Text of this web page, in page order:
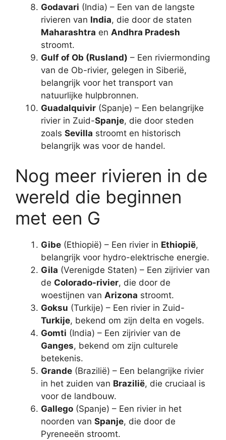
Godavari (India) – Een van de langste
rivieren van India, die door de staten
Maharashtra en Andhra Pradesh
stroomt.
Gulf of Ob (Rusland) – Een riviermonding
van de Ob-rivier, gelegen in Siberië,
belangrijk voor het transport van
natuurlijke hulpbronnen.
Guadalquivir (Spanje) – Een belangrijke
rivier in Zuid-Spanje, die door steden
zoals Sevilla stroomt en historisch
belangrijk was voor de handel.
Nog meer rivieren in de
wereld die beginnen
met een G
Gibe (Ethiopië) – Een rivier in Ethiopië,
belangrijk voor hydro-elektrische energie.
Gila (Verenigde Staten) – Een zijrivier van
de Colorado-rivier, die door de
woestijnen van Arizona stroomt.
Goksu (Turkije) – Een rivier in Zuid-
Turkije, bekend om zijn delta en vogels.
Gomti (India) – Een zijrivier van de
Ganges, bekend om zijn culturele
betekenis.
Grande (Brazilië) – Een belangrijke rivier
in het zuiden van Brazilië, die cruciaal is
voor de landbouw.
Gallego (Spanje) – Een rivier in het
noorden van Spanje, die door de
Pyreneeën stroomt.